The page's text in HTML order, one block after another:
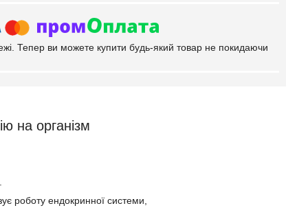
Тепер ви можете купити будь-який товар не покидаючи
на організм
роботу ендокринної системи,